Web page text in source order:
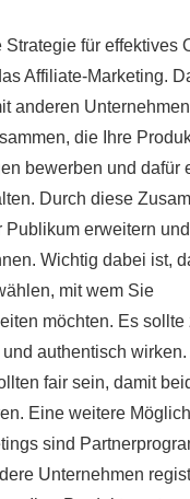
Strategie für effektives
Affiliate-Marketing.
anderen
die Ihre
bewerben und dafür
Durch diese
Publikum erweitern
Wichtig dabei ist,
mit wem Sie
möchten. Es sollte
authentisch
fair sein, damit
Eine weitere
sind
Unternehmen